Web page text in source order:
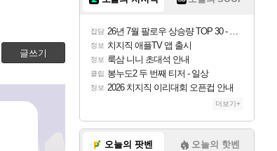
글쓰기
잡담 26년 7월 팔로우 상승량 TOP 30 - 월간 치지직
정보 치지직 애플TV 앱 출시
정보 룩삼 니니 초대석 안내
클립 봉누도2 두 번째 티저 - 일상
정보 2026 치지직 이리대회 오픈컵 안내
더보기+
오늘의 팟벤 오늘의 핫벤